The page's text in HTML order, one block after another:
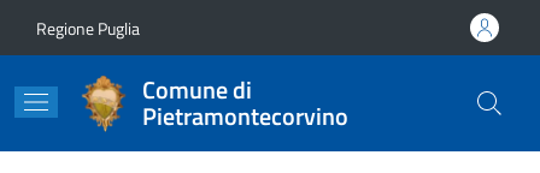
Regione Puglia
Comune di
Pietramontecorvino